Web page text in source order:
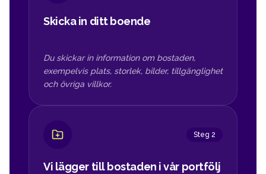
Skicka in ditt boende
Du skickar in information om bostaden,
exempelvis plats, storlek, bilder, tillgänglighet
och övriga villkor.
Steg 2
Vi lägger till bostaden i vår portfölj